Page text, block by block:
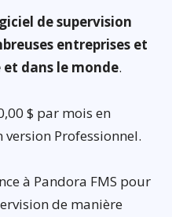
de supervision
entreprises et
et dans le monde.
$ par mois en
version Professionnel.
à Pandora FMS pour
de manière